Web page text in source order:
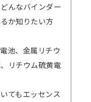
んなバインダー
か知りたい方
池、金属リチウ
リチウム硫黄電
てもエッセンス